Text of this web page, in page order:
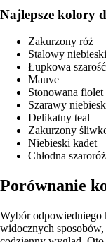
Najlepsze kolory
Zakurzony róż
Stalowy niebieski
Łupkowa szarość
Mauve
Stonowana fiolet
Szarawy
Delikatny teal
Zakurzony
Niebieski kadet
Chłodna szaroróż
Porównanie
Wybór odpowiedniego
widocznych